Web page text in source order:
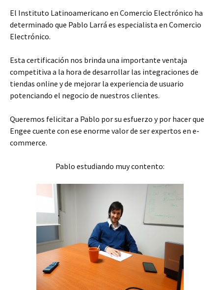
El Instituto Latinoamericano en Comercio Electrónico ha
determinado que Pablo Larrá es especialista en Comercio
Electrónico.
Esta certificación nos brinda una importante ventaja
competitiva a la hora de desarrollar las integraciones de
tiendas online y de mejorar la experiencia de usuario
potenciando el negocio de nuestros clientes.
Queremos felicitar a Pablo por su esfuerzo y por hacer que
Engee cuente con ese enorme valor de ser expertos en e-
commerce.
Pablo estudiando muy contento: